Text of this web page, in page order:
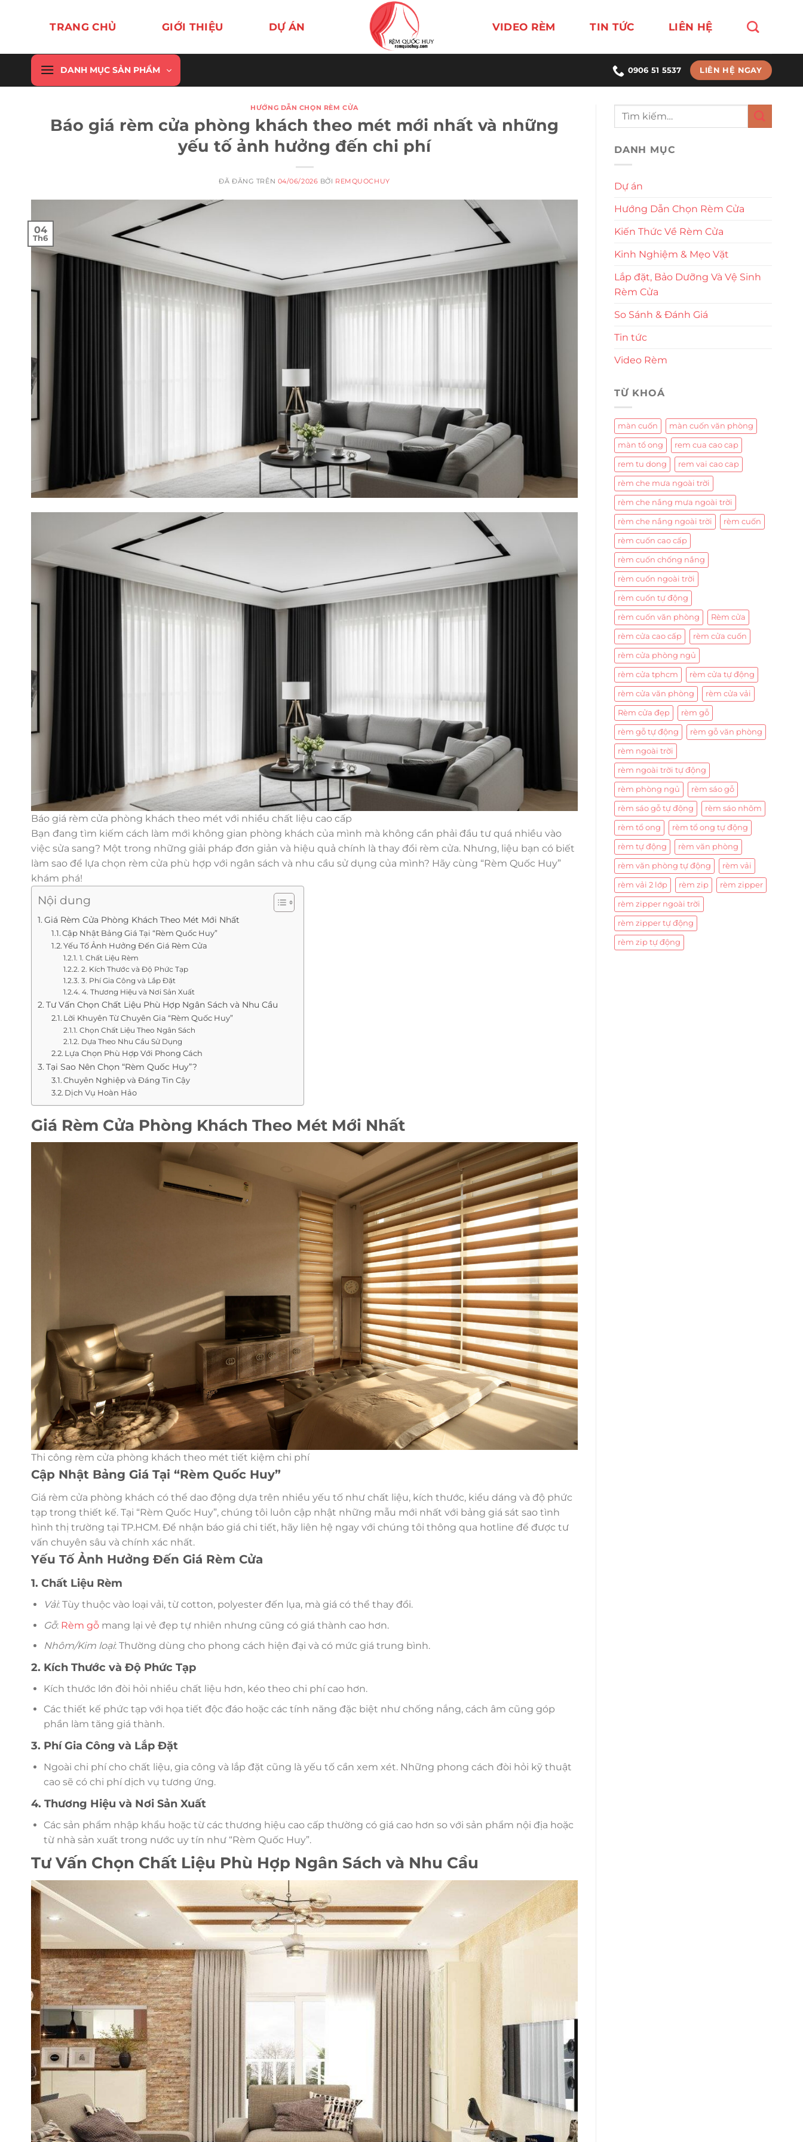
dung
TRANG CHỦ GIỚI THIỆU DỰ ÁN VIDEO RÈM TIN TỨC LIÊN HỆ
DANH MỤC SẢN PHẨM 0906 51 5537 LIÊN HỆ NGAY
HƯỚNG DẪN CHỌN RÈM CỬA
Báo giá rèm cửa phòng khách theo mét mới nhất và những
yếu tố ảnh hưởng đến chi phí
ĐÃ ĐĂNG TRÊN 04/06/2026 BỞI REMQUOCHUY
04
Th6
Báo giá rèm cửa phòng khách theo mét với nhiều chất liệu cao cấp
Bạn đang tìm kiếm cách làm mới không gian phòng khách của mình mà không cần phải đầu tư quá nhiều vào
việc sửa sang? Một trong những giải pháp đơn giản và hiệu quả chính là thay đổi rèm cửa. Nhưng, liệu bạn có biết
làm sao để lựa chọn rèm cửa phù hợp với ngân sách và nhu cầu sử dụng của mình? Hãy cùng “Rèm Quốc Huy”
khám phá!
Nội dung
Giá Rèm Cửa Phòng Khách Theo Mét Mới Nhất
Cập Nhật Bảng Giá Tại “Rèm Quốc Huy”
Yếu Tố Ảnh Hưởng Đến Giá Rèm Cửa
1. Chất Liệu Rèm
2. Kích Thước và Độ Phức Tạp
3. Phí Gia Công và Lắp Đặt
4. Thương Hiệu và Nơi Sản Xuất
Tư Vấn Chọn Chất Liệu Phù Hợp Ngân Sách và Nhu Cầu
Lời Khuyên Từ Chuyên Gia “Rèm Quốc Huy”
Chọn Chất Liệu Theo Ngân Sách
Dựa Theo Nhu Cầu Sử Dụng
Lựa Chọn Phù Hợp Với Phong Cách
Tại Sao Nên Chọn “Rèm Quốc Huy”?
Chuyên Nghiệp và Đáng Tin Cậy
Dịch Vụ Hoàn Hảo
Giá Rèm Cửa Phòng Khách Theo Mét Mới Nhất
Thi công rèm cửa phòng khách theo mét tiết kiệm chi phí
Cập Nhật Bảng Giá Tại “Rèm Quốc Huy”
Giá rèm cửa phòng khách có thể dao động dựa trên nhiều yếu tố như chất liệu, kích thước, kiểu dáng và độ phức
tạp trong thiết kế. Tại “Rèm Quốc Huy”, chúng tôi luôn cập nhật những mẫu mới nhất với bảng giá sát sao tình
hình thị trường tại TP.HCM. Để nhận báo giá chi tiết, hãy liên hệ ngay với chúng tôi thông qua hotline để được tư
vấn chuyên sâu và chính xác nhất.
Yếu Tố Ảnh Hưởng Đến Giá Rèm Cửa
1. Chất Liệu Rèm
Vải: Tùy thuộc vào loại vải, từ cotton, polyester đến lụa, mà giá có thể thay đổi.
Gỗ: Rèm gỗmang lại vẻ đẹp tự nhiên nhưng cũng có giá thành cao hơn.
Nhôm/Kim loại: Thường dùng cho phong cách hiện đại và có mức giá trung bình.
2. Kích Thước và Độ Phức Tạp
Kích thước lớn đòi hỏi nhiều chất liệu hơn, kéo theo chi phí cao hơn.
Các thiết kế phức tạp với họa tiết độc đáo hoặc các tính năng đặc biệt như chống nắng, cách âm cũng góp
phần làm tăng giá thành.
3. Phí Gia Công và Lắp Đặt
Ngoài chi phí cho chất liệu, gia công và lắp đặt cũng là yếu tố cần xem xét. Những phong cách đòi hỏi kỹ thuật
cao sẽ có chi phí dịch vụ tương ứng.
4. Thương Hiệu và Nơi Sản Xuất
Các sản phẩm nhập khẩu hoặc từ các thương hiệu cao cấp thường có giá cao hơn so với sản phẩm nội địa hoặc
từ nhà sản xuất trong nước uy tín như “Rèm Quốc Huy”.
Tư Vấn Chọn Chất Liệu Phù Hợp Ngân Sách và Nhu Cầu
DANH MỤC
Dự án
Hướng Dẫn Chọn Rèm Cửa
Kiến Thức Về Rèm Cửa
Kinh Nghiệm & Mẹo Vặt
Lắp đặt, Bảo Dưỡng Và Vệ Sinh
Rèm Cửa
So Sánh & Đánh Giá
Tin tức
Video Rèm
TỪ KHOÁ
màn cuốn màn cuốn văn phòng
màn tổ ong rem cua cao cap
rem tu dong rem vai cao cap
rèm che mưa ngoài trời
rèm che nắng mưa ngoài trời
rèm che nắng ngoài trời rèm cuốn
rèm cuốn cao cấp
rèm cuốn chống nắng
rèm cuốn ngoài trời
rèm cuốn tự động
rèm cuốn văn phòng Rèm cửa
rèm cửa cao cấp rèm cửa cuốn
rèm cửa phòng ngủ
rèm cửa tphcm rèm cửa tự động
rèm cửa văn phòng rèm cửa vải
Rèm cửa đẹp rèm gỗ
rèm gỗ tự động rèm gỗ văn phòng
rèm ngoài trời
rèm ngoài trời tự động
rèm phòng ngủ rèm sáo gỗ
rèm sáo gỗ tự động rèm sáo nhôm
rèm tổ ong rèm tổ ong tự động
rèm tự động rèm văn phòng
rèm văn phòng tự động rèm vải
rèm vải 2 lớp rèm zip rèm zipper
rèm zipper ngoài trời
rèm zipper tự động
rèm zip tự động